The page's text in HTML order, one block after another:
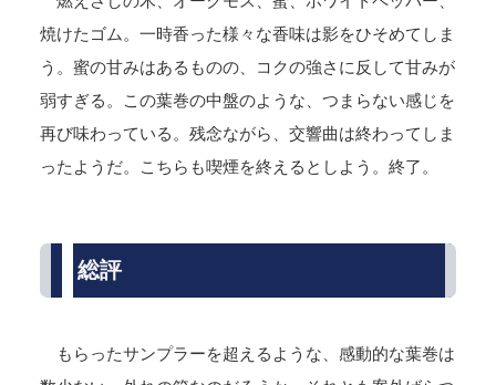
焼けたゴム。一時香った様々な香味は影をひそめてしま
う。蜜の甘みはあるものの、コクの強さに反して甘みが
弱すぎる。この葉巻の中盤のような、つまらない感じを
再び味わっている。残念ながら、交響曲は終わってしま
ったようだ。こちらも喫煙を終えるとしよう。終了。
総評
もらったサンプラーを超えるような、感動的な葉巻は